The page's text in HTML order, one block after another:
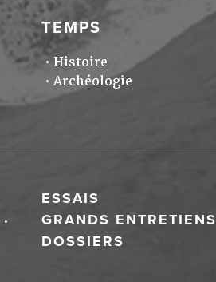
TEMPS
Histoire
Archéologie
ESSAIS
GRANDS ENTRETIENS
DOSSIERS